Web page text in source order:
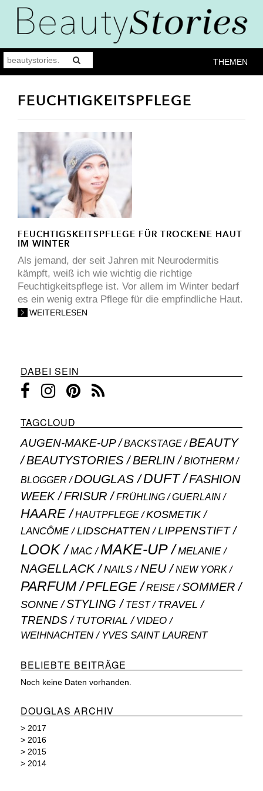
THEMEN
FEUCHTIGKEITSPFLEGE
FEUCHTIGSKEITSPFLEGE FÜR TROCKENE HAUT
IM WINTER
Als jemand, der seit Jahren mit Neurodermitis
kämpft, weiß ich wie wichtig die richtige
Feuchtigkeitspflege ist. Vor allem im Winter bedarf
es ein wenig extra Pflege für die empfindliche Haut.
WEITERLESEN
DABEI SEIN
TAGCLOUD
AUGEN-MAKE-UP BACKSTAGE BEAUTY
BEAUTYSTORIES BERLIN
BIOTHERM
BLOGGER
DOUGLAS DUFT
FASHION
WEEK
FRISUR FRÜHLING GUERLAIN
HAARE HAUTPFLEGE
KOSMETIK
LANCÔME
LIDSCHATTEN LIPPENSTIFT
LOOK MAC MAKE-UP MELANIE
NAGELLACK NAILS NEU NEW YORK
PARFUM PFLEGE REISE SOMMER
SONNE STYLING TEST TRAVEL
TRENDS TUTORIAL VIDEO
WEIHNACHTEN YVES SAINT LAURENT
BELIEBTE BEITRÄGE
Noch keine Daten vorhanden.
DOUGLAS ARCHIV
> 2017
> 2016
> 2015
> 2014